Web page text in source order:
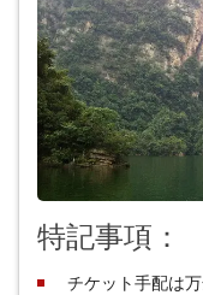
特記事項：
チケット手配は